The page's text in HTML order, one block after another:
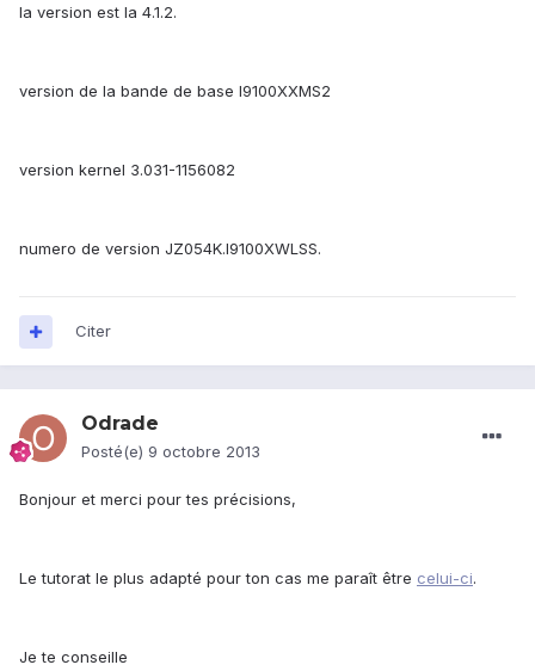
la version est la 4.1.2.
version de la bande de base I9100XXMS2
version kernel 3.031-1156082
numero de version JZ054K.I9100XWLSS.
Citer
Odrade
Posté(e) 9 octobre 2013
Bonjour et merci pour tes précisions,
Le tutorat le plus adapté pour ton cas me paraît être celui-ci.
Je te conseille